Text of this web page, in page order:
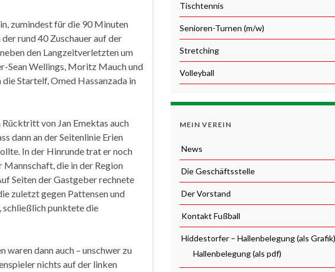
zumindest für die 90 Minuten
rund 40 Zuschauer auf der
den Langzeitverletzten um
Sean Wellings, Moritz Mauch und
Startelf, Omed Hassanzada in
Rücktritt von Jan Emektas auch
dann an der Seitenlinie Erien
In der Hinrunde trat er noch
die in der Region
Seiten der Gastgeber rechnete
zuletzt gegen Pattensen und
schließlich punktete die
dann auch – unschwer zu
nichts auf der linken
Tischtennis
Senioren-Turnen (m/w)
Stretching
Volleyball
MEIN VEREIN
News
Die Geschäftsstelle
Der Vorstand
Kontakt Fußball
Hiddestorfer – Hallenbelegung (als Grafik)
Hallenbelegung (als pdf)